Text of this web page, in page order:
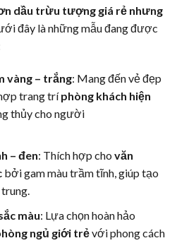
dầu trừu tượng giá rẻ nhưng
đây là những mẫu đang được
vàng – trắng: Mang đến vẻ đẹp
trang tríphòng khách hiện
thủy cho người
– đen: Thích hợp cho văn
bởi gam màu trầm tĩnh, giúp tạo
màu: Lựa chọn hoàn hảo
ngủ giới trẻvới phong cách